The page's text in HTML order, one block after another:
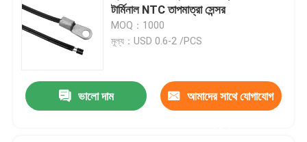
টার্মিনাল NTC তাপমাত্রা সেন্সর
MOQ：1000
মূল্য：USD 0.6-2 /PCS
ভালো দাম আমাদের সাথে যোগাযোগ